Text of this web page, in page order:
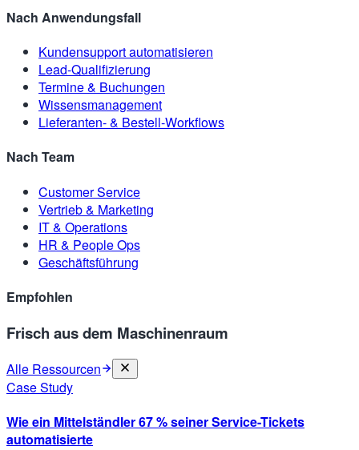
Nach Anwendungsfall
Kundensupport automatisieren
Lead-Qualifizierung
Termine & Buchungen
Wissensmanagement
Lieferanten- & Bestell-Workflows
Nach Team
Customer Service
Vertrieb & Marketing
IT & Operations
HR & People Ops
Geschäftsführung
Empfohlen
Frisch aus dem Maschinenraum
Alle Ressourcen
Case Study
Wie ein Mittelständler 67 % seiner Service-Tickets
automatisierte